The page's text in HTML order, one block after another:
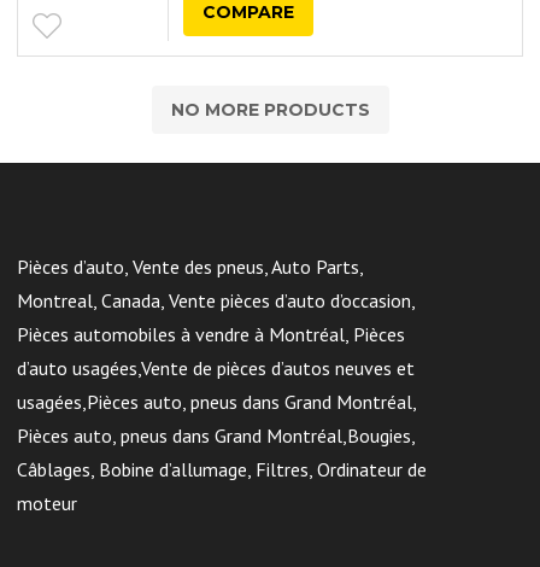
COMPARE
NO MORE PRODUCTS
Pièces d’auto, Vente des pneus, Auto Parts,
Montreal, Canada, Vente pièces d’auto d’occasion,
Pièces automobiles à vendre à Montréal, Pièces
d’auto usagées,Vente de pièces d’autos neuves et
usagées,Pièces auto, pneus dans Grand Montréal,
Pièces auto, pneus dans Grand Montréal,Bougies,
Câblages, Bobine d’allumage, Filtres, Ordinateur de
moteur